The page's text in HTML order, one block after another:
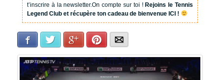
t’inscrire à la newsletter.On compte sur toi !Rejoins le Tennis
Legend Club et récupère ton cadeau de bienvenue ICI !
Facebook Twitter Google+Pinterest